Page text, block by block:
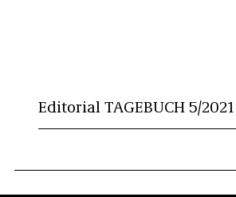
Editorial TAGEBUCH 5/2021